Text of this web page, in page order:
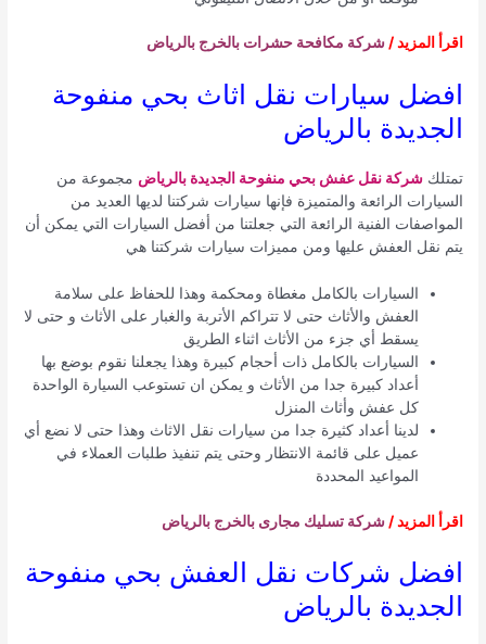
اقرأ المزيد /شركة مكافحة حشرات بالخرج بالرياض
افضل سيارات نقل اثاث بحي منفوحة
الجديدة بالرياض
تمتلكشركة نقل عفش بحي منفوحة الجديدة بالرياض مجموعة من
السيارات الرائعة والمتميزة فإنها سيارات شركتنا لديها العديد من
المواصفات الفنية الرائعة التي جعلتنا من أفضل السيارات التي يمكن أن
يتم نقل العفش عليها ومن مميزات سيارات شركتنا هي
السيارات بالكامل مغطاة ومحكمة وهذا للحفاظ على سلامة
العفش والأثاث حتى لا تتراكم الأتربة والغبار على الأثاث و حتى لا
يسقط أي جزء من الأثاث اثناء الطريق
السيارات بالكامل ذات أحجام كبيرة وهذا يجعلنا نقوم بوضع بها
أعداد كبيرة جدا من الأثاث و يمكن ان تستوعب السيارة الواحدة
كل عفش وأثاث المنزل
لدينا أعداد كثيرة جدا من سيارات نقل الاثاث وهذا حتى لا نضع أي
عميل على قائمة الانتظار وحتى يتم تنفيذ طلبات العملاء في
المواعيد المحددة
اقرأ المزيد /شركة تسليك مجارى بالخرج بالرياض
افضل شركات نقل العفش بحي منفوحة
الجديدة بالرياض